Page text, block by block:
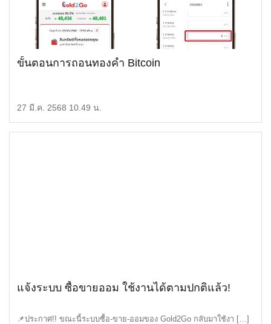
ขั้นตอนการถอนทองคำ Bitcoin
27 มี.ค. 2568 10.49 น.
แจ้งระบบ ซื้อขายออม ใช้งานได้ตามปกติแล้ว!
📌ประกาศ!! ขณะนี้ระบบซื้อ-ขาย-ออมของ Gold2Go กลับมาใช้งา […]